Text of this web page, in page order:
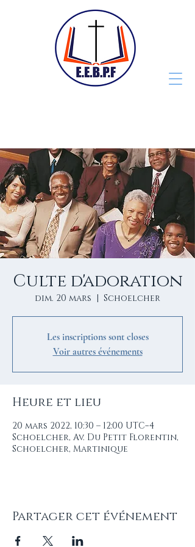
Culte d'adoration
dim. 20 mars
  |
Schoelcher
Les inscriptions sont closes
Voir autres événements
Heure et lieu
20 mars 2022, 10:30 – 12:00 UTC−4
Schoelcher, Av. Du Petit Florentin,
Schoelcher, Martinique
Partager cet événement